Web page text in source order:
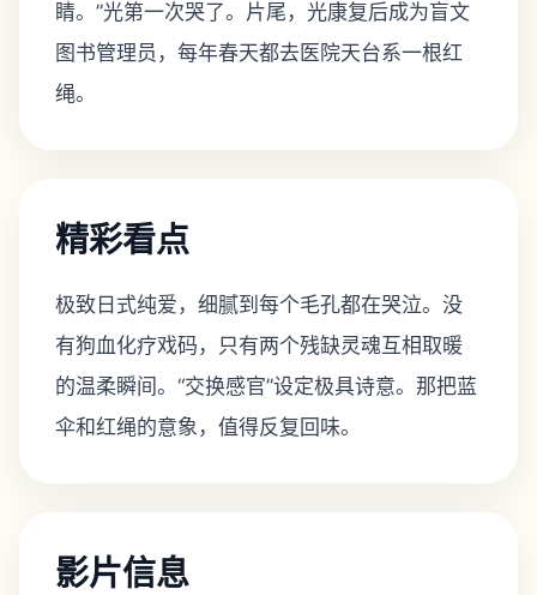
睛。”光第一次哭了。片尾，光康复后成为盲文
图书管理员，每年春天都去医院天台系一根红
绳。
精彩看点
极致日式纯爱，细腻到每个毛孔都在哭泣。没
有狗血化疗戏码，只有两个残缺灵魂互相取暖
的温柔瞬间。“交换感官”设定极具诗意。那把蓝
伞和红绳的意象，值得反复回味。
影片信息